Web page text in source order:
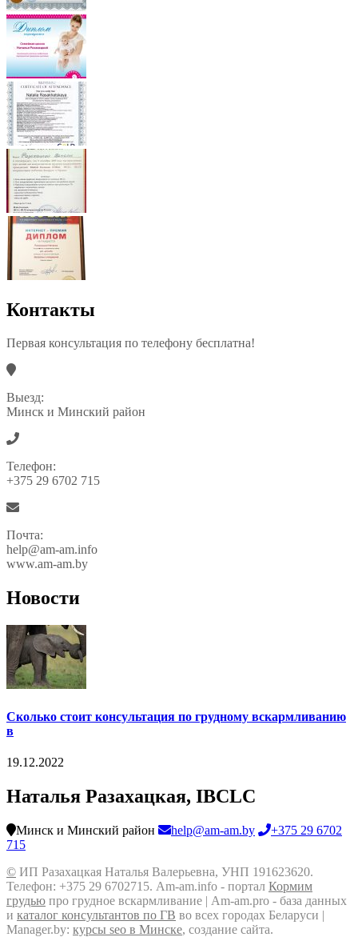
Контакты
Первая консультация по телефону бесплатна!
Выезд:
Минск и Минский район
Телефон:
+375 29 6702 715
Почта:
help@am-am.info
www.am-am.by
Новости
Сколько стоит консультация по грудному вскармливанию
в
19.12.2022
Наталья Разахацкая, IBCLC
Минск и Минский район help@am-am.by
+375 29 6702
715
© ИП Разахацкая Наталья Валерьевна, УНП 191623620.
Телефон: +375 29 6702715. Am-am.info - портал Кормим
грудью про грудное вскармливание | Am-am.pro - база данных
и каталог консультантов по ГВ во всех городах Беларуси |
Manager.by: курсы seo в Минске, создание сайта.